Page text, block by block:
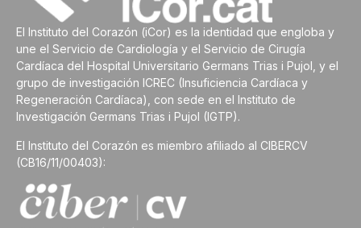
El Instituto del Corazón (iCor) es la identidad que engloba y
une el Servicio de Cardiología y el Servicio de Cirugía
Cardíaca del Hospital Universitario Germans Trias i Pujol, y el
grupo de investigación ICREC (Insuficiencia Cardíaca y
Regeneración Cardíaca), con sede en el Instituto de
Investigación Germans Trias i Pujol (IGTP).
El Instituto del Corazón es miembro afiliado al CIBERCV
(CB16/11/00403):